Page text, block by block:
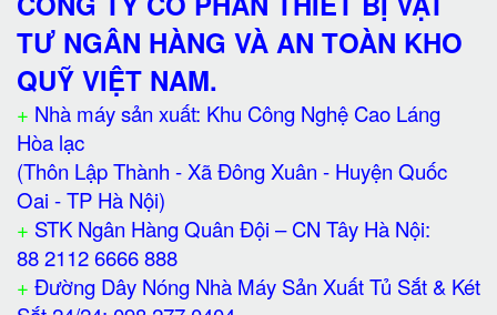
TƯ NGÂN HÀNG VÀ AN TOÀN KHO
QUỸ VIỆT NAM.
+ Nhà máy sản xuất: Khu Công Nghệ Cao Láng
Hòa lạc
(Thôn Lập Thành - Xã Đông Xuân - Huyện Quốc
Oai - TP Hà Nội)
+ STK Ngân Hàng Quân Đội – CN Tây Hà Nội:
88 2112 6666 888
+ Đường Dây Nóng Nhà Máy Sản Xuất Tủ Sắt & Két